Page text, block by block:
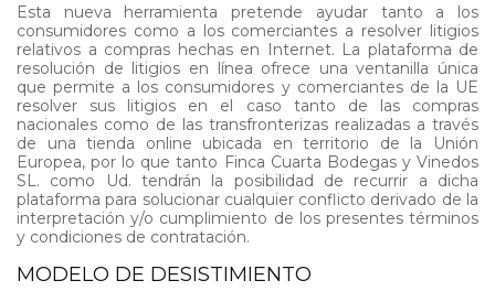
Esta nueva herramienta pretende ayudar tanto a los
consumidores como a los comerciantes a resolver litigios
relativos a compras hechas en Internet. La plataforma de
resolución de litigios en línea ofrece una ventanilla única
que permite a los consumidores y comerciantes de la UE
resolver sus litigios en el caso tanto de las compras
nacionales como de las transfronterizas realizadas a través
de una tienda online ubicada en territorio de la Unión
Europea, por lo que tanto Finca Cuarta Bodegas y Vinedos
SL. como Ud. tendrán la posibilidad de recurrir a dicha
plataforma para solucionar cualquier conflicto derivado de la
interpretación y/o cumplimiento de los presentes términos
y condiciones de contratación.
MODELO DE DESISTIMIENTO